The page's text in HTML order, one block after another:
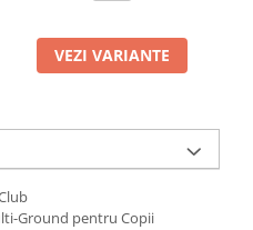
VEZI VARIANTE
Ground pentru Copii